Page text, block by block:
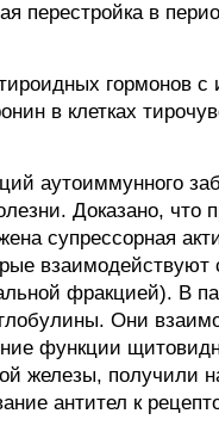
перестройка в
гормонов с
в клетках
аутоиммунного
Доказано, что
супрессорная
взаимодействуют
фракцией). В
Они
функции
железы, получили
антител к